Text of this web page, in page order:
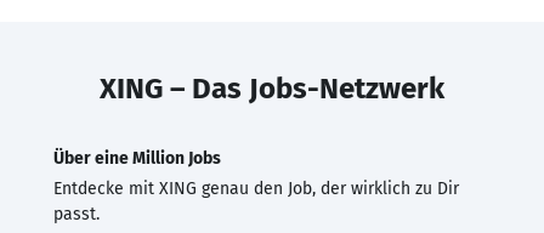
XING – Das Jobs-Netzwerk
Über eine Million Jobs
Entdecke mit XING genau den Job, der wirklich zu Dir
passt.